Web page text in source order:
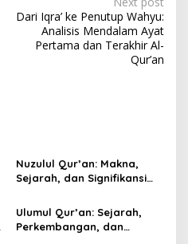
Dari Iqra’ ke Penutup Wahyu:
Analisis Mendalam Ayat
Pertama dan Terakhir Al-
Qur’an
Nuzulul Qur’an: Makna,
Sejarah, dan Signifikansi
Ulumul Qur’an: Sejarah,
Perkembangan, dan